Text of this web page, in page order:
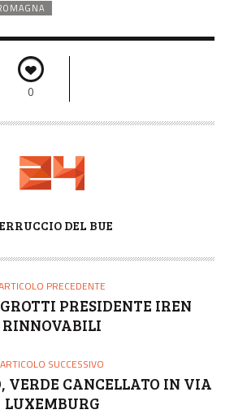
0
DEL BUE
PRECEDENTE
PRESIDENTE IREN
RINNOVABILI
ARTICOLO SUCCESSIVO
VERDE CANCELLATO IN VIA
LUXEMBURG